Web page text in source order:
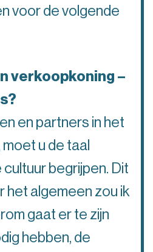
voor de volgende
verkoopkoning –
en partners in het
u de taal
begrijpen. Dit
het algemeen zou ik
gaat er te zijn
hebben, de